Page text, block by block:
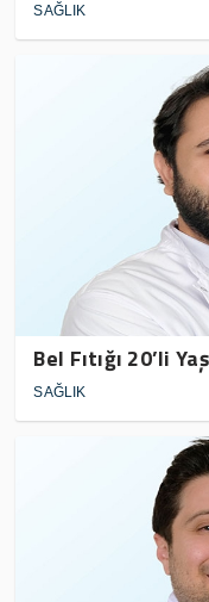
SAĞLIK
Bel Fıtığı 20’li
SAĞLIK